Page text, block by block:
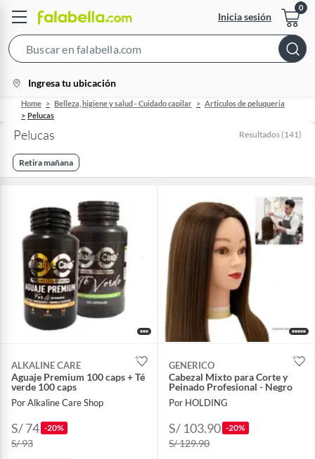
Inicia sesión
Bar
location-
icon
Ingresa tu ubicación
Home Belleza, higiene y salud - Cuidado capilar
Articulos de peluqueria
Pelucas
Pelucas Resultados (141)
Retira mañana
ALKALINE CARE
Aguaje Premium 100 caps + Té
verde 100 caps
Por Alkaline Care Shop
S/ 74 -20%
S/ 93
GENERICO
Cabezal Mixto para Corte y
Peinado Profesional - Negro
Por HOLDING
S/ 103.90 -20%
S/ 129.90